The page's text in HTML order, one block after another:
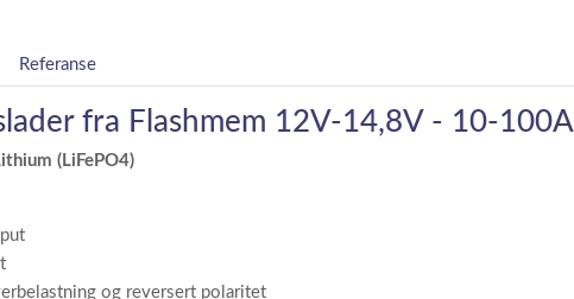
Referanse
fra Flashmem 12V-14,8V - 10-100A
(LiFePO4)
og reversert polaritet